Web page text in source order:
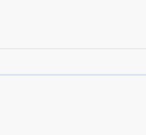
める